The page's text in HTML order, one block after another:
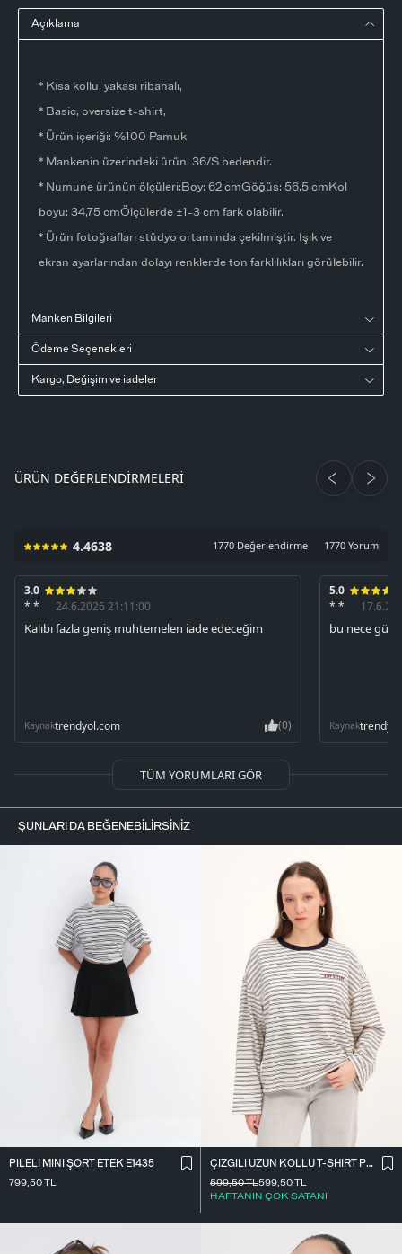
Açıklama
* Kısa kollu, yakası ribanalı,
* Basic, oversize t-shirt,
* Ürün içeriği: %100 Pamuk
* Mankenin üzerindeki ürün: 36/S bedendir.
* Numune ürünün ölçüleri:Boy: 62 cmGöğüs: 56,5 cmKol
boyu: 34,75 cmÖlçülerde ±1-3 cm fark olabilir.
* Ürün fotoğrafları stüdyo ortamında çekilmiştir. Işık ve
ekran ayarlarından dolayı renklerde ton farklılıkları görülebilir.
Manken Bilgileri
Ödeme Seçenekleri
Kargo, Değişim ve iadeler
ÜRÜN DEĞERLENDIRMELERI
4.4638 1770 Değerlendirme 1770 Yorum
3.0
* *
24.6.2026 21:11:00
Kalıbı fazla geniş muhtemelen iade edeceğim
Kaynaktrendyol.com (0)
5.0
* *
bu nece
Kaynak
TÜM YORUMLARI GÖR
ŞUNLARI DA BEĞENEBILIRSINIZ
PILELI MINI ŞORT ETEK E1435
799,50TL
ÇIZGILI UZUN KOLLU T-SHIRT P10522
599,50TL
HAFTANIN ÇOK SATANI
599,50TL